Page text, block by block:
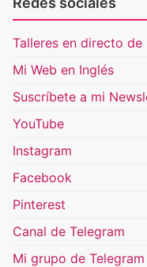
Talleres en directo
Mi Web en Inglés
Suscríbete a mi
YouTube
Instagram
Facebook
Pinterest
Canal de Telegram
Mi grupo de Telegram